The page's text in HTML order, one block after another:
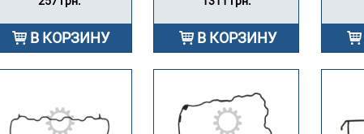
В КОРЗИНУ В КОРЗИНУ